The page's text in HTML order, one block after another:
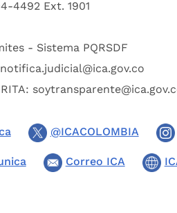
4492 Ext. 1901
- Sistema PQRSDF
notifica.judicial@ica.gov.co
@ICACOLOMBIA
Correo ICA